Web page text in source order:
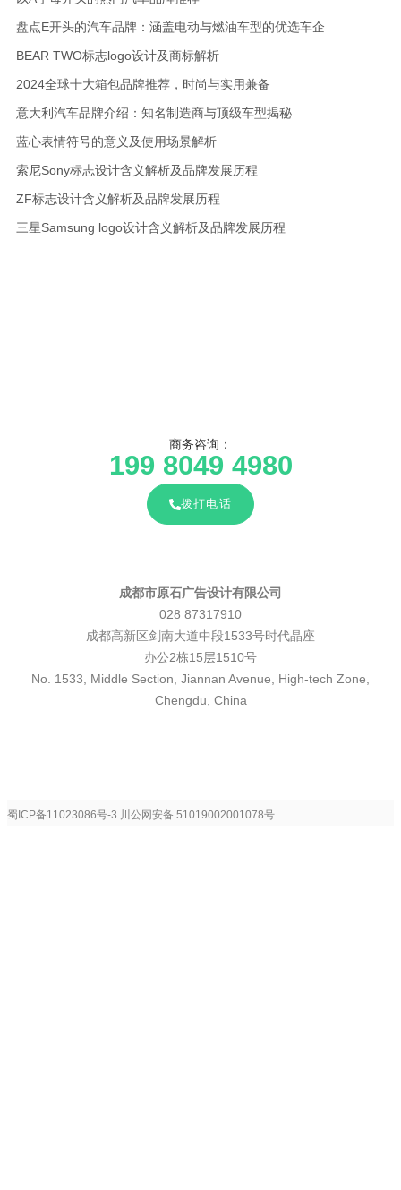
盘点E开头的汽车品牌：涵盖电动与燃油车型的优选车企
BEAR TWO标志logo设计及商标解析
2024全球十大箱包品牌推荐，时尚与实用兼备
意大利汽车品牌介绍：知名制造商与顶级车型揭秘
蓝心表情符号的意义及使用场景解析
索尼Sony标志设计含义解析及品牌发展历程
ZF标志设计含义解析及品牌发展历程
三星Samsung logo设计含义解析及品牌发展历程
商务咨询：
199 8049 4980
拨打电话
成都市原石广告设计有限公司
028 87317910
成都高新区剑南大道中段1533号时代晶座
办公2栋15层1510号
No. 1533, Middle Section, Jiannan Avenue, High-tech Zone,
Chengdu, China
蜀ICP备11023086号-3 川公网安备 51019002001078号